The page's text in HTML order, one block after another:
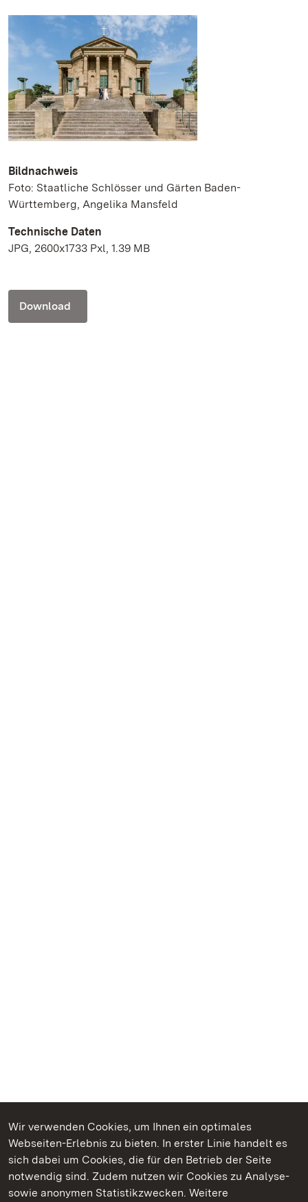
Wir verwenden Cookies, um Ihnen ein optimales
Webseiten-Erlebnis zu bieten. In erster Linie handelt es
sich dabei um Cookies, die für den Betrieb der Seite
notwendig sind. Zudem nutzen wir Cookies zu Analyse-
sowie anonymen Statistikzwecken. Weitere
Bildnachweis
Foto: Staatliche Schlösser und Gärten Baden-
Württemberg, Angelika Mansfeld
Technische Daten
JPG, 2600x1733 Pxl, 1.39 MB
Download
Kommen. Staunen. Genießen.